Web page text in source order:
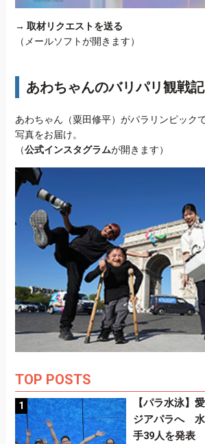
→ 取材リクエストを送る
（メールソフトが開きます）
あわちゃんのバリパリ観戦記
あわちゃん（粟田修平）がパラリンピック
写真をお届け。
（公式インスタグラムが開きます）
TOP POSTS
【パラ水泳】
ジアパラへ 水
手39人を発表